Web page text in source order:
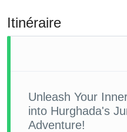
Itinéraire
Unleash Your
into Hurghada's
Adventure!